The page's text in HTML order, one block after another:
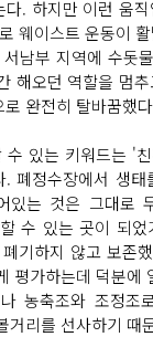
다. 하지만 이런 움
웨이스트 운동이
남부 지역에 수돗
해오던 역할을 멈
완전히 탈바꿈했
수 있는 키워드는 '
폐정수장에서 생
있는 것은 그대로
수 있는 곳이 되었
기하지 않고 보존
평가하는데 덕분에
농축조와 조정조
거리를 선사하기 때